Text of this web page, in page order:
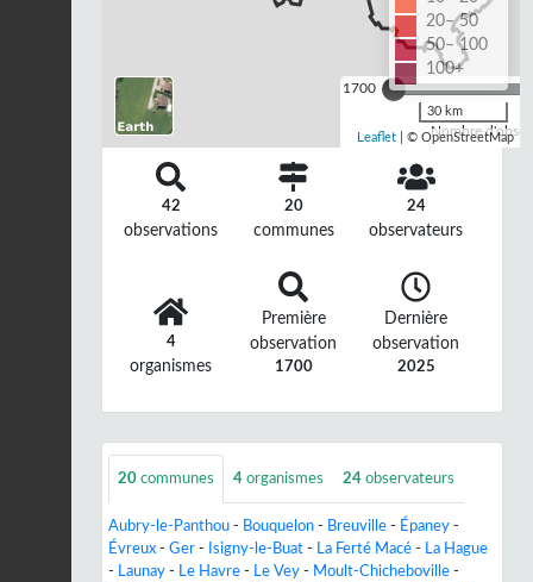
1700
Nombre
20– 50
50– 100
100+
30 km
Leaflet | © OpenStreetMap
42
observations
20
communes
24
observateurs
4
organismes
Première
observation
1700
Dernière
observation
2025
20 communes 4 organismes 24 observateurs
Aubry-le-Panthou - Bouquelon - Breuville - Épaney -
Évreux - Ger - Isigny-le-Buat - La Ferté Macé - La Hague
- Launay - Le Havre - Le Vey - Moult-Chicheboville -